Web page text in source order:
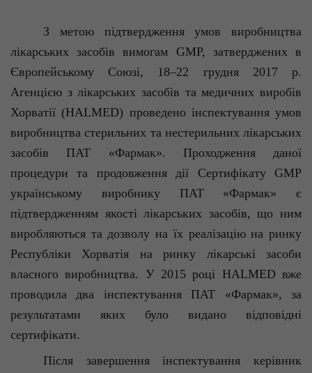
З метою підтвердження умов виробництва
лікарських засобів вимогам GMP, затверджених в
Європейському Союзі, 18–22 грудня 2017 р.
Агенцією з лікарських засобів та медичних виробів
Хорватії (HALMED) проведено інспектування умов
виробництва стерильних та нестерильних лікарських
засобів ПАТ «Фармак». Проходження даної
процедури та продовження дії Сертифікату GMP
українському виробнику ПАТ «Фармак» є
підтвердженням якості лікарських засобів, що ним
виробляються та дозволу на їх реалізацію на ринку
Республіки Хорватія на ринку лікарські засоби
власного виробництва. У 2015 році HALMED вже
проводила два інспектування ПАТ «Фармак», за
результатами яких було видано відповідні
сертифікати.
Після завершення інспектування керівник